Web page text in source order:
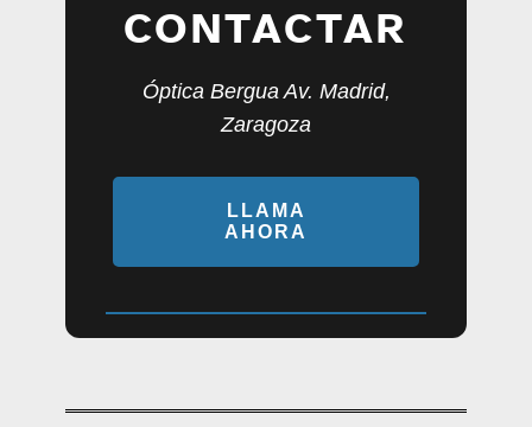
CONTACTAR
Óptica Bergua Av. Madrid,
Zaragoza
LLAMA
AHORA